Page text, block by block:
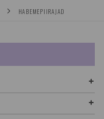
HABEMEPIIRAJAD